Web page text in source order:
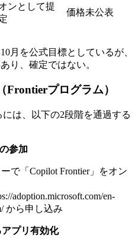
ンとして提
価格未公表
月を公式目標としているが、
り、確定ではない。
Frontierプログラム）
は、以下の2段階を通過する
参加
で「Copilot Frontier」をオン
adoption.microsoft.com/en-
から申し込み
プリ有効化